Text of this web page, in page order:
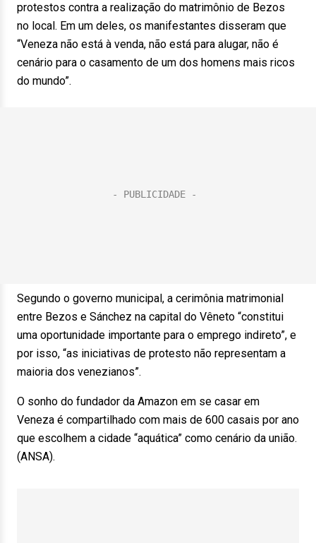
protestos contra a realização do matrimônio de Bezos
no local. Em um deles, os manifestantes disseram que
“Veneza não está à venda, não está para alugar, não é
cenário para o casamento de um dos homens mais ricos
do mundo”.
Segundo o governo municipal, a cerimônia matrimonial
entre Bezos e Sánchez na capital do Vêneto “constitui
uma oportunidade importante para o emprego indireto”, e
por isso, “as iniciativas de protesto não representam a
maioria dos venezianos”.
O sonho do fundador da Amazon em se casar em
Veneza é compartilhado com mais de 600 casais por ano
que escolhem a cidade “aquática” como cenário da união.
(ANSA).